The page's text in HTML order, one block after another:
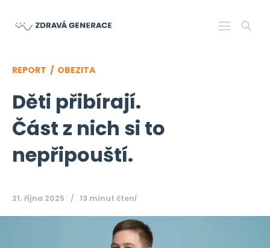
REPORT / OBEZITA
Děti přibírají.
Část z nich si to
nepřipouští.
21. října 2025 13 minut čtení